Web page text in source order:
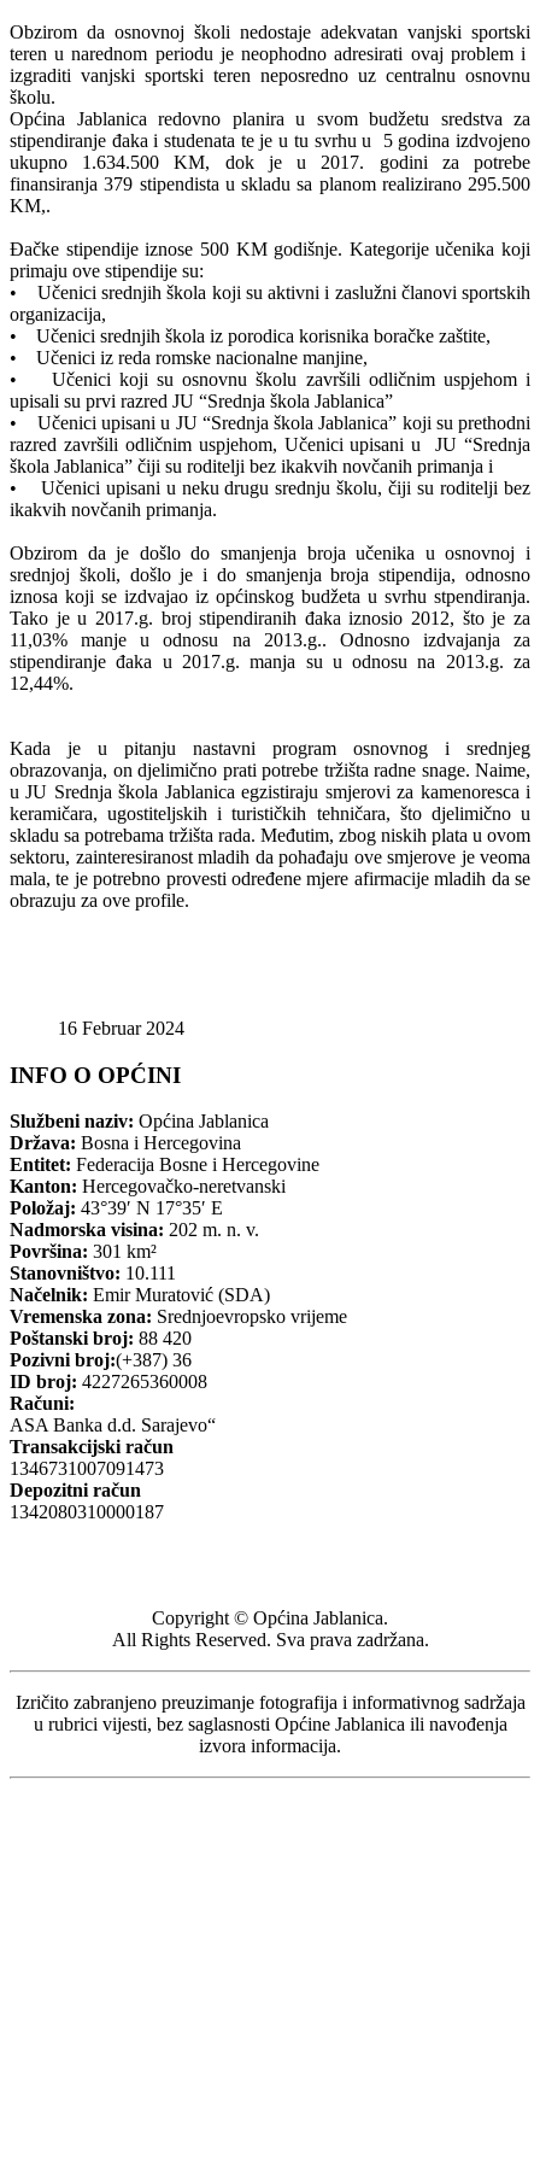
Obzirom da osnovnoj školi nedostaje adekvatan vanjski sportski
teren u narednom periodu je neophodno adresirati ovaj problem i
izgraditi vanjski sportski teren neposredno uz centralnu osnovnu
školu.
Općina Jablanica redovno planira u svom budžetu sredstva za
stipendiranje đaka i studenata te je u tu svrhu u 5 godina izdvojeno
ukupno 1.634.500 KM, dok je u 2017. godini za potrebe
finansiranja 379 stipendista u skladu sa planom realizirano 295.500
KM,.
Đačke stipendije iznose 500 KM godišnje. Kategorije učenika koji
primaju ove stipendije su:
• Učenici srednjih škola koji su aktivni i zaslužni članovi sportskih
organizacija,
• Učenici srednjih škola iz porodica korisnika boračke zaštite,
• Učenici iz reda romske nacionalne manjine,
• Učenici koji su osnovnu školu završili odličnim uspjehom i
upisali su prvi razred JU “Srednja škola Jablanica”
• Učenici upisani u JU “Srednja škola Jablanica” koji su prethodni
razred završili odličnim uspjehom, Učenici upisani u JU “Srednja
škola Jablanica” čiji su roditelji bez ikakvih novčanih primanja i
• Učenici upisani u neku drugu srednju školu, čiji su roditelji bez
ikakvih novčanih primanja.
Obzirom da je došlo do smanjenja broja učenika u osnovnoj i
srednjoj školi, došlo je i do smanjenja broja stipendija, odnosno
iznosa koji se izdvajao iz općinskog budžeta u svrhu stpendiranja.
Tako je u 2017.g. broj stipendiranih đaka iznosio 2012, što je za
11,03% manje u odnosu na 2013.g.. Odnosno izdvajanja za
stipendiranje đaka u 2017.g. manja su u odnosu na 2013.g. za
12,44%.
Kada je u pitanju nastavni program osnovnog i srednjeg
obrazovanja, on djelimično prati potrebe tržišta radne snage. Naime,
u JU Srednja škola Jablanica egzistiraju smjerovi za kamenoresca i
keramičara, ugostiteljskih i turističkih tehničara, što djelimično u
skladu sa potrebama tržišta rada. Međutim, zbog niskih plata u ovom
sektoru, zainteresiranost mladih da pohađaju ove smjerove je veoma
mala, te je potrebno provesti određene mjere afirmacije mladih da se
obrazuju za ove profile.
16 Februar 2024
INFO O OPĆINI
Službeni naziv: Općina Jablanica
Država: Bosna i Hercegovina
Entitet: Federacija Bosne i Hercegovine
Kanton: Hercegovačko-neretvanski
Položaj: 43°39′ N 17°35′ E
Nadmorska visina: 202 m. n. v.
Površina: 301 km²
Stanovništvo: 10.111
Načelnik: Emir Muratović (SDA)
Vremenska zona: Srednjoevropsko vrijeme
Poštanski broj: 88 420
Pozivni broj:(+387) 36
ID broj: 4227265360008
Računi:
ASA Banka d.d. Sarajevo“
Transakcijski račun
1346731007091473
Depozitni račun
1342080310000187
Copyright © Općina Jablanica.
All Rights Reserved. Sva prava zadržana.
Izričito zabranjeno preuzimanje fotografija i informativnog sadržaja
u rubrici vijesti, bez saglasnosti Općine Jablanica ili navođenja
izvora informacija.